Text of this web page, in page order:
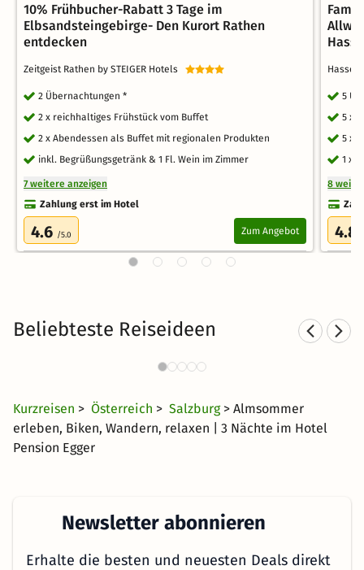
10% Frühbucher-Rabatt 3 Tage im
Elbsandsteingebirge- Den Kurort Rathen
entdecken
Zeitgeist Rathen by STEIGER Hotels
2 Übernachtungen *
2 x reichhaltiges Frühstück vom Buffet
2 x Abendessen als Buffet mit regionalen Produkten
inkl. Begrüßungsgetränk & 1 Fl. Wein im Zimmer
7 weitere anzeigen
Zahlung erst im Hotel
4.6 /5.0 Zum Angebot
5
5 x
5 x
1 x
8
4.8
Beliebteste Reiseideen
Kurzurlaub im Salzburger Land
861 Angebote
Kurzreisen > Österreich > Salzburg > Almsommer
erleben, Biken, Wandern, relaxen | 3 Nächte im Hotel
Pension Egger
Newsletter abonnieren
Erhalte die besten und neuesten Deals direkt